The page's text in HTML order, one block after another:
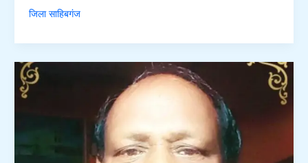
कुमार
सिन्हा
जिला साहिबगंज